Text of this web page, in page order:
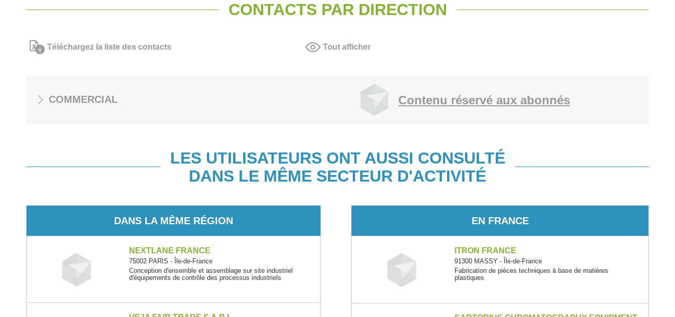
CONTACTS PAR DIRECTION
Téléchargez la liste des contacts Tout afficher
COMMERCIAL Contenu réservé aux abonnés
LES UTILISATEURS ONT AUSSI CONSULTÉ
DANS LE MÊME SECTEUR D'ACTIVITÉ
DANS LA MÊME RÉGION
NEXTLANE FRANCE
75002 PARIS - Île-de-France
Conception d'ensemble et assemblage sur site industriel
d'équipements de contrôle des processus industriels
EN FRANCE
ITRON FRANCE
91300 MASSY - Île-de-France
Fabrication de pièces techniques à base de matières
plastiques